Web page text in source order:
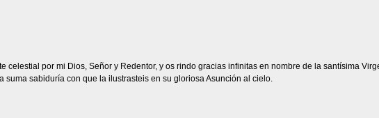
celestial por mi Dios, Señor y Redentor, y os rindo gracias infinitas en nombre de la santísima
sabiduría con que la ilustrasteis en su gloriosa Asunción al cielo.